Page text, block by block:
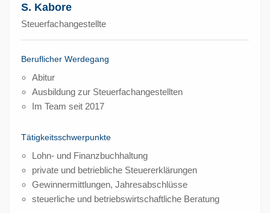
S. Kabore
Steuerfachangestellte
Beruflicher Werdegang
Abitur
Ausbildung zur Steuerfachangestellten
Im Team seit 2017
Tätigkeitsschwerpunkte
Lohn- und Finanzbuchhaltung
private und betriebliche Steuererklärungen
Gewinnermittlungen, Jahresabschlüsse
steuerliche und betriebswirtschaftliche Beratung